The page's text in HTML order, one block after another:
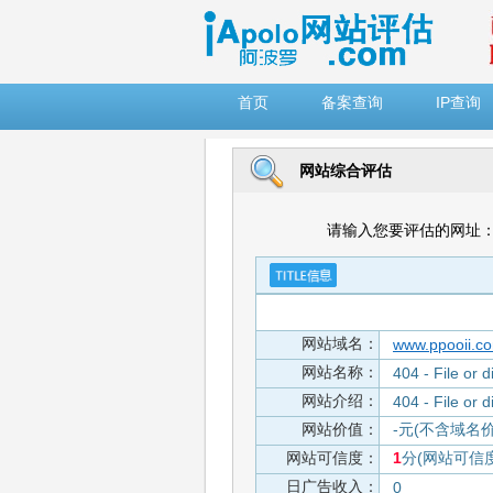
首页
备案查询 IP查询
网站综合评估
请输入您要评估的网址
网站域名：
网站名称：
404 - File or
网站介绍：
404 - File or
网站价值：
-元(不含域名
网站可信度：
1分(网站可信
日广告收入：
0